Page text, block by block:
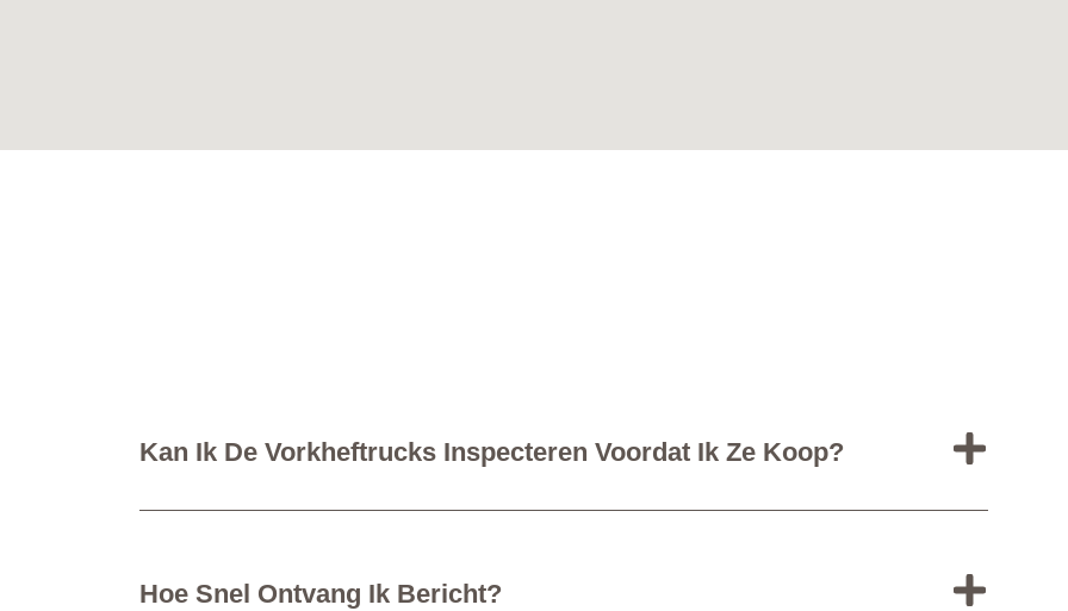
Kan Ik De Vorkheftrucks Inspecteren Voordat Ik Ze Koop?
Hoe Snel Ontvang Ik Bericht?